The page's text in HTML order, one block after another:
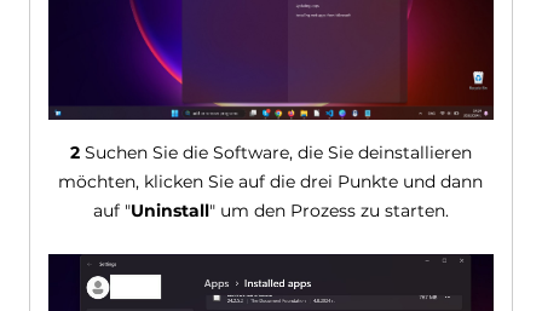
2Suchen Sie die Software, die Sie deinstallieren
möchten, klicken Sie auf die drei Punkte und dann
auf "Uninstall" um den Prozess zu starten.